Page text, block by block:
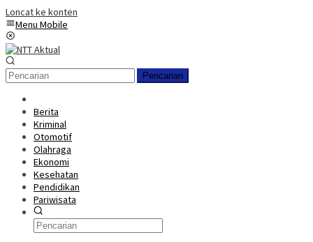
Loncat ke konten
Menu Mobile
Pencarian
Berita
Kriminal
Otomotif
Olahraga
Ekonomi
Kesehatan
Pendidikan
Pariwisata